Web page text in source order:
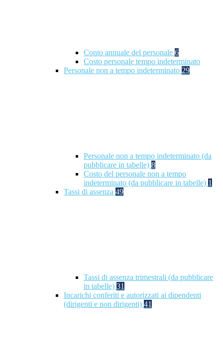
Conto annuale del personale 6
Costo personale tempo indeterminato
Personale non a tempo indeterminato 29
Personale non a tempo indeterminato (da
pubblicare in tabelle) 8
Costo del personale non a tempo
indeterminato (da pubblicare in tabelle) 1
Tassi di assenza 49
Tassi di assenza trimestrali (da pubblicare
in tabelle) 31
Incarichi conferiti e autorizzati ai dipendenti
(dirigenti e non dirigenti) 41